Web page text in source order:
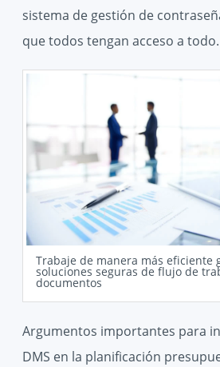
sistema de gestión de
que todos tengan acceso a todo.
Trabaje de manera más eficiente
soluciones seguras de flujo de
documentos
Argumentos importantes para
DMS en la planificación